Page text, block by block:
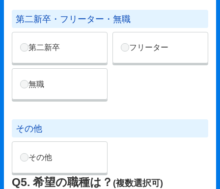
第二新卒・フリーター・無職
第二新卒 フリーター
無職
その他
その他
Q5. 希望の職種は？ (複数選択可)